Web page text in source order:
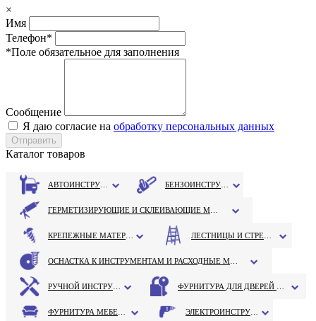
×
Имя
Телефон*
*Поле обязательное для заполнения
Сообщение
Я даю согласие на обработку персональных данных
Каталог товаров